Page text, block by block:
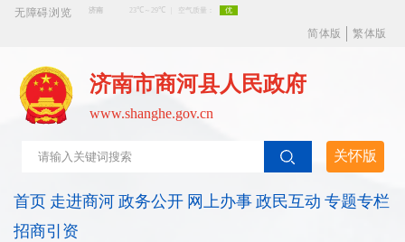
无障碍浏览
简体版
繁体版
济南市商河县人民政府
www.shanghe.gov.cn
关怀版
首页 走进商河 政务公开 网上办事 政民互动 专题专栏
招商引资